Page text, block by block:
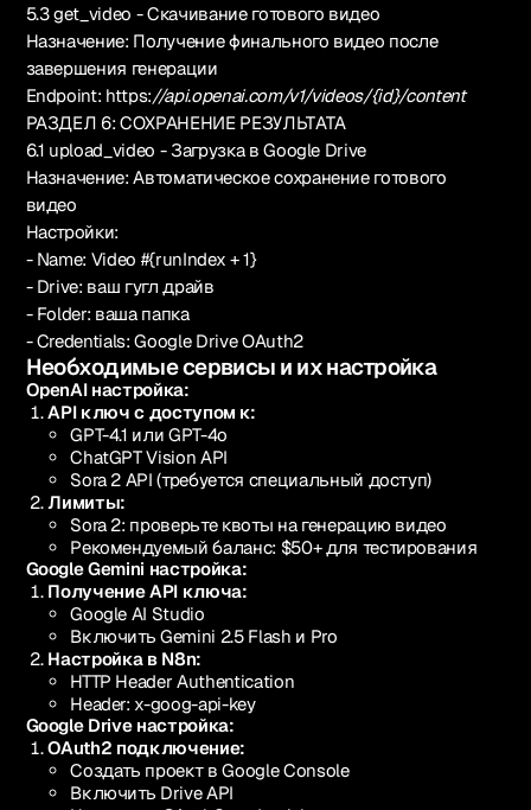
5.3 get_video - Скачивание готового видео
Назначение: Получение финального видео после
завершения генерации
Endpoint: https://api.openai.com/v1/videos/{id}/content
РАЗДЕЛ 6: СОХРАНЕНИЕ РЕЗУЛЬТАТА
6.1 upload_video - Загрузка в Google Drive
Назначение: Автоматическое сохранение готового
видео
Настройки:
- Name: Video #{runIndex + 1}
- Drive: ваш гугл драйв
- Folder: ваша папка
- Credentials: Google Drive OAuth2
Необходимые сервисы и их настройка
OpenAI настройка:
API ключ с доступом к:
GPT-4.1 или GPT-4o
ChatGPT Vision API
Sora 2 API (требуется специальный доступ)
Лимиты:
Sora 2: проверьте квоты на генерацию видео
Рекомендуемый баланс: $50+ для тестирования
Google Gemini настройка:
Получение API ключа:
Google AI Studio
Включить Gemini 2.5 Flash и Pro
Настройка в N8n:
HTTP Header Authentication
Header: x-goog-api-key
Google Drive настройка:
OAuth2 подключение:
Создать проект в Google Console
Включить Drive API